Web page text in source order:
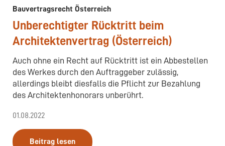
Bauvertragsrecht Österreich
Unberechtigter Rücktritt beim
Architektenvertrag (Österreich)
Auch ohne ein Recht auf Rücktritt ist ein Abbestellen
des Werkes durch den Auftraggeber zulässig,
allerdings bleibt diesfalls die Pflicht zur Bezahlung
des Architektenhonorars unberührt.
01.08.2022
Beitrag lesen